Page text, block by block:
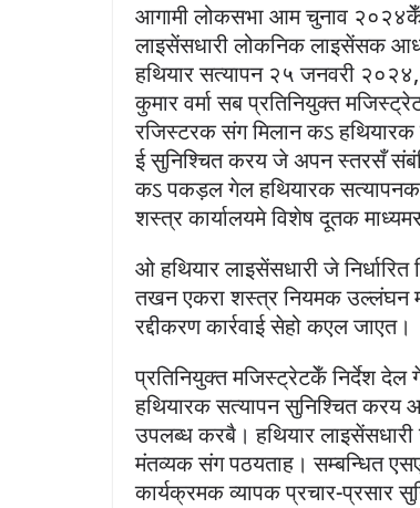
आगामी लोकसभा आम चुनाव २०२४केँ
लाइसेंसधारी लोकनिक लाइसेंसक
हथियार सत्यापन २५ जनवरी
कुमार वर्मा सब प्रतिनियुक्त
रजिस्टरक संग मिलान कऽ
ई सुनिश्चित करय जे अपन स्तरसँ
कऽ पकड़ल गेल हथियारक सत्यापनक
शस्त्र कार्यालयमे विशेष दूतक
ओ हथियार लाइसेंसधारी जे
तखन एकरा शस्त्र नियमक उल्लंघन
रद्दीकरण कार्रवाई सेहो कएल जाएत।
प्रतिनियुक्त मजिस्ट्रेटकेँ निर्देश
हथियारक सत्यापन सुनिश्चित करय आ
उपलब्ध करबै। हथियार
मंतव्यक संग पठयताह। सम्बन्धित
कार्यक्रमक व्यापक प्रचार-प्रसार